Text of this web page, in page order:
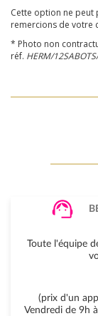
Cette option ne peut
remercions de votre
* Photo non
réf. HERM/
Toute l'équipe
(prix d'un
Vendredi de 9h